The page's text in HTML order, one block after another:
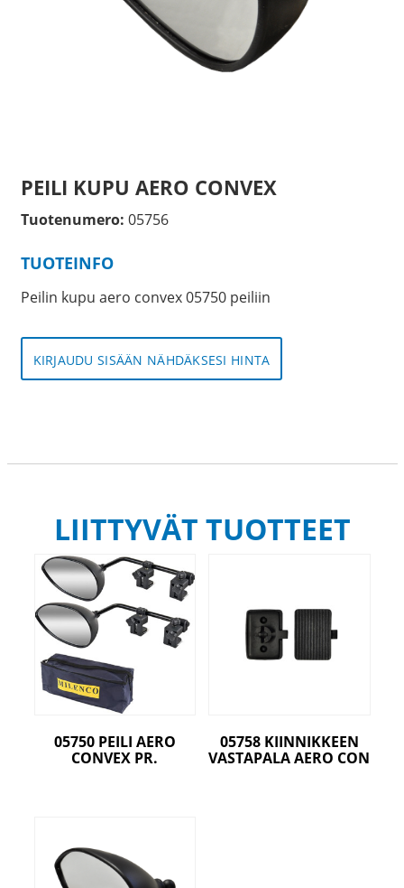
PEILI KUPU AERO CONVEX
Tuotenumero: 05756
TUOTEINFO
Peilin kupu aero convex 05750 peiliin
KIRJAUDU SISÄÄN NÄHDÄKSESI HINTA
LIITTYVÄT TUOTTEET
05750 PEILI AERO
CONVEX PR.
05758 KIINNIKKEEN
VASTAPALA AERO CON